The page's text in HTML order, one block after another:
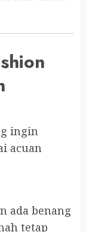
ingin
acuan
ada benang
tetap